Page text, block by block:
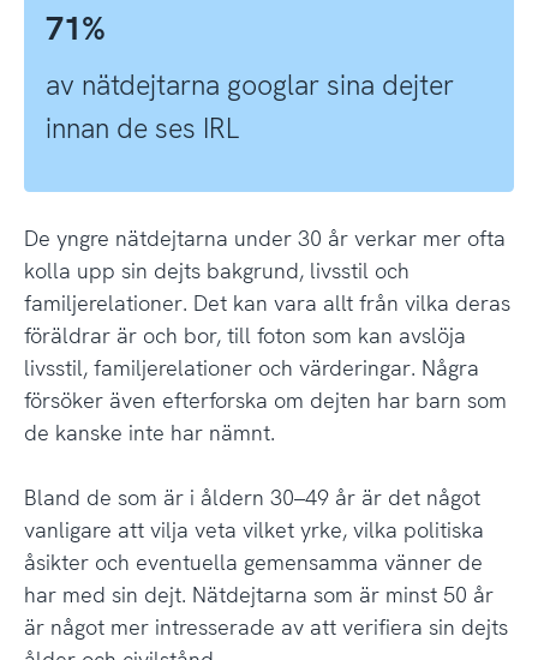
71%
av nätdejtarna googlar sina dejter
innan de ses IRL
De yngre nätdejtarna under 30 år verkar mer ofta
kolla upp sin dejts bakgrund, livsstil och
familjerelationer. Det kan vara allt från vilka deras
föräldrar är och bor, till foton som kan avslöja
livsstil, familjerelationer och värderingar. Några
försöker även efterforska om dejten har barn som
de kanske inte har nämnt.
Bland de som är i åldern 30–49 år är det något
vanligare att vilja veta vilket yrke, vilka politiska
åsikter och eventuella gemensamma vänner de
har med sin dejt. Nätdejtarna som är minst 50 år
är något mer intresserade av att verifiera sin dejts